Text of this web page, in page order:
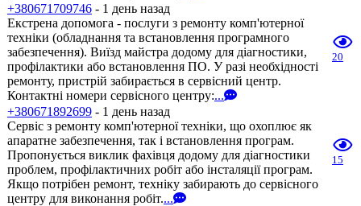
+380671709746 - 1 день назад
Екстрена допомога - послуги з ремонту комп'ютерної
техніки (обладнання та встановлення програмного
забезпечення). Виїзд майстра додому для діагностики,
профілактики або встановлення ПО. У разі необхідності
ремонту, пристрій забирається в сервісний центр.
Контактні номери сервісного центру:...
20
+380671892699 - 1 день назад
Сервіс з ремонту комп'ютерної техніки, що охоплює як
апаратне забезпечення, так і встановлення програм.
Пропонується виклик фахівця додому для діагностики
проблем, профілактичних робіт або інсталяції програм.
Якщо потрібен ремонт, техніку забирають до сервісного
центру для виконання робіт....
15